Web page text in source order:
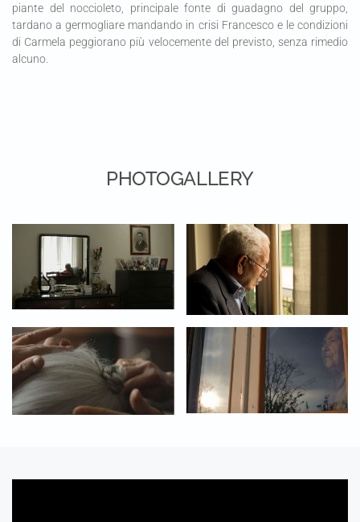
piante del noccioleto, principale fonte di guadagno del gruppo,
tardano a germogliare mandando in crisi Francesco e le condizioni
di Carmela peggiorano più velocemente del previsto, senza rimedio
alcuno.
PHOTOGALLERY